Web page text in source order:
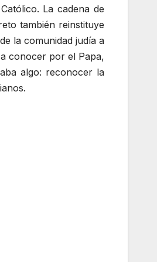
La cadena de
también reinstituye
la comunidad judía a
conocer por el Papa,
algo: reconocer la